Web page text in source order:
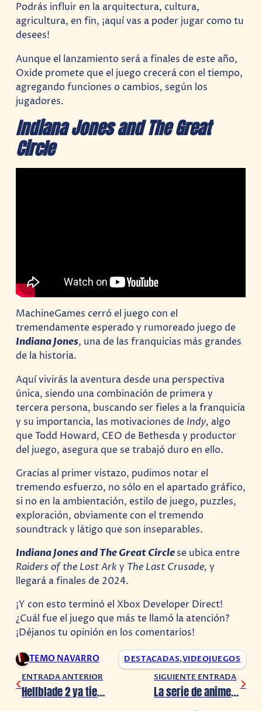
Podrás influir en la arquitectura, cultura,
agricultura, en fin, ¡aquí vas a poder jugar como tu
desees!
Aunque el lanzamiento será a finales de este año,
Oxide promete que el juego crecerá con el tiempo,
agregando funciones o cambios, según los
jugadores.
Indiana Jonesand The Great
Circle
MachineGames cerró el juego con el
tremendamente esperado y rumoreado juego de
Indiana Jones, una de las franquicias más grandes
de la historia.
Aquí vivirás la aventura desde una perspectiva
única, siendo una combinación de primera y
tercera persona, buscando ser fieles a la franquicia
y su importancia, las motivaciones de Indy, algo
que Todd Howard, CEO de Bethesda y productor
del juego, asegura que se trabajó duro en ello.
Gracias al primer vistazo, pudimos notar el
tremendo esfuerzo, no sólo en el apartado gráfico,
si no en la ambientación, estilo de juego, puzzles,
exploración, obviamente con el tremendo
soundtrack y látigo que son inseparables.
Indiana Jones and The Great Circlese ubica entre
Raiders of the Lost Arky The Last Crusade,y
llegará a finales de 2024.
¡Y con esto terminó el Xbox Developer Direct!
¿Cuál fue el juego que más te llamó la atención?
¡Déjanos tu opinión en los comentarios!
TEMO NAVARRO DESTACADAS,VIDEOJUEGOS
ENTRADA ANTERIOR
Hellblade 2 ya tiene fecha de estreno
SIGUIENTE ENTRADA
La serie de anime Monogatari regresará en 2024